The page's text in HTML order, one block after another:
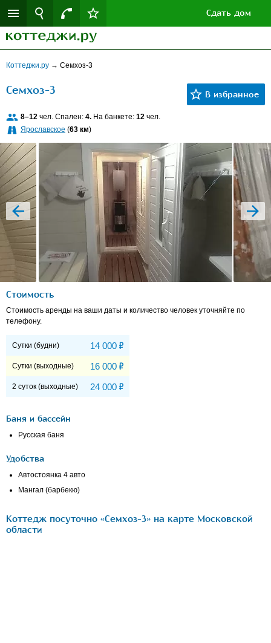
Сдать дом
Коттеджи.ру → Семхоз-3
Семхоз-3
8–12 чел. Спален: 4. На банкете: 12 чел.
Ярославское (63 км)
prev next
Стоимость
Стоимость аренды на ваши даты и количество человек уточняйте по
телефону.
Сутки (будни) 14 000 Р
Сутки (выходные) 16 000 Р
2 суток (выходные) 24 000 Р
Баня и бассейн
Русская баня
Удобства
Автостоянка 4 авто
Мангал (барбекю)
Коттедж посуточно «Семхоз-3» на карте Московской
области